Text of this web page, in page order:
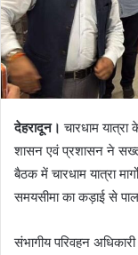
देहरादून। चारधाम
शासन एवं प्रशासन ने
बैठक में चारधाम यात्रा
समयसीमा का कड़ाई से
संभागीय परिवहन